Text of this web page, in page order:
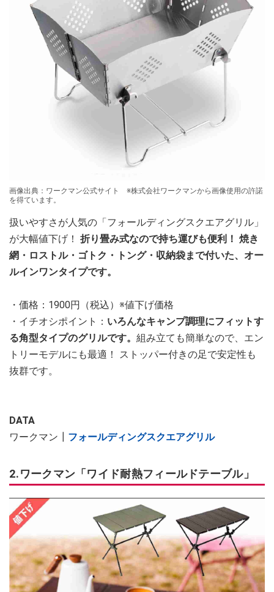
画像出典：ワークマン公式サイト ※株式会社ワークマンから画像使用の許諾
を得ています。
扱いやすさが人気の「フォールディングスクエアグリル」
が大幅値下げ！ 折り畳み式なので持ち運びも便利！ 焼き
網・ロストル・ゴトク・トング・収納袋まで付いた、オー
ルインワンタイプです。
・価格：1900円（税込）※値下げ価格
・イチオシポイント： いろんなキャンプ調理にフィットす
る角型タイプのグリルです。 組み立ても簡単なので、エン
トリーモデルにも最適！ ストッパー付きの足で安定性も
抜群です。
DATA
ワークマン┃ フォールディングスクエアグリル
2.ワークマン「ワイド耐熱フィールドテーブル」